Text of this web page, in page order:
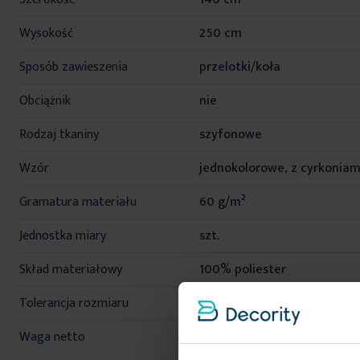
Wysokość
250 cm
Sposób zawieszenia
przelotki/koła
Obciążnik
nie
Rodzaj tkaniny
szyfonowe
Wzór
jednokolorowe, z
Gramatura materiału
60 g/m²
Jednostka miary
szt.
Skład materiałowy
100% poliester
Tolerancja rozmiaru
5%
Waga netto